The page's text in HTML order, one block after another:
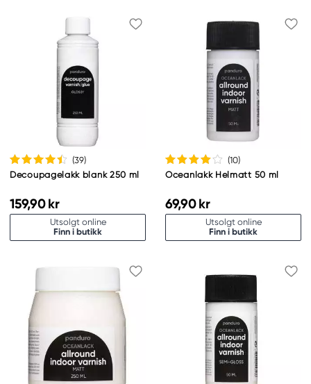
(39)
Decoupagelakk blank 250 ml
159,90 kr
Utsolgt online
Finn i butikk
(10)
Oceanlakk Helmatt 50 ml
69,90 kr
Utsolgt online
Finn i butikk